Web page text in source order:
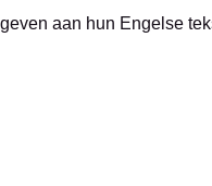
aan hun Engelse